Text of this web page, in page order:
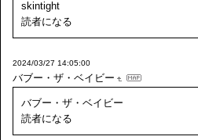
skintight
読者になる
2024/03/27 14:05:00
バブー・ザ・ベイビー
バブー・ザ・ベイビー
読者になる